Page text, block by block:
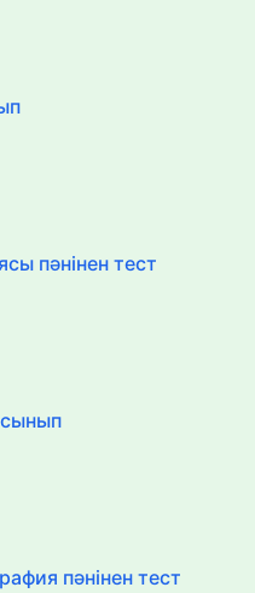
пәнінен тест
пәнінен тест